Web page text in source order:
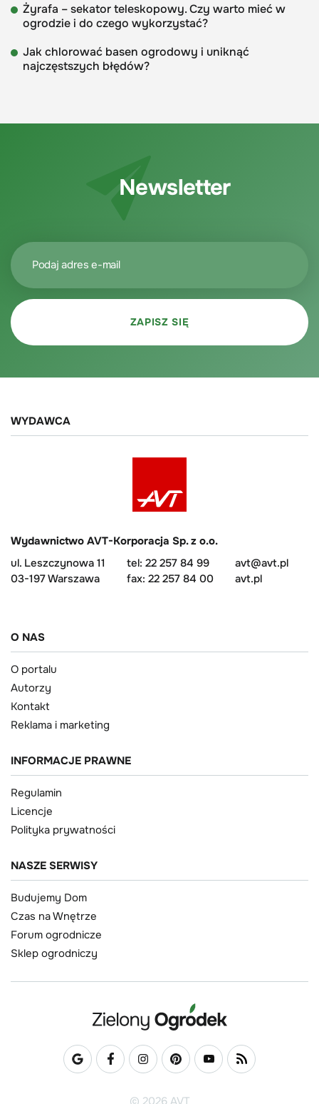
Żyrafa – sekator teleskopowy. Czy warto mieć w
ogrodzie i do czego wykorzystać?
Jak chlorować basen ogrodowy i uniknąć
najczęstszych błędów?
Newsletter
WYDAWCA
Wydawnictwo AVT-Korporacja Sp. z o.o.
ul. Leszczynowa 11
03-197 Warszawa
tel: 22 257 84 99
fax: 22 257 84 00
avt@avt.pl
avt.pl
O NAS
O portalu
Autorzy
Kontakt
Reklama i marketing
INFORMACJE PRAWNE
Regulamin
Licencje
Polityka prywatności
NASZE SERWISY
Budujemy Dom
Czas na Wnętrze
Forum ogrodnicze
Sklep ogrodniczy
© 2026 AVT